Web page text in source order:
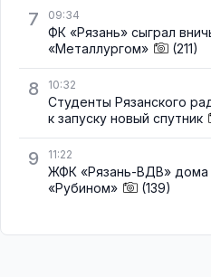
7 09:34
ФК «Рязань» сыграл
«Металлургом»
(211)
8 10:32
Студенты Рязанского
к запуску новый спутник
9 11:22
ЖФК «Рязань-ВДВ» дома
«Рубином»
(139)